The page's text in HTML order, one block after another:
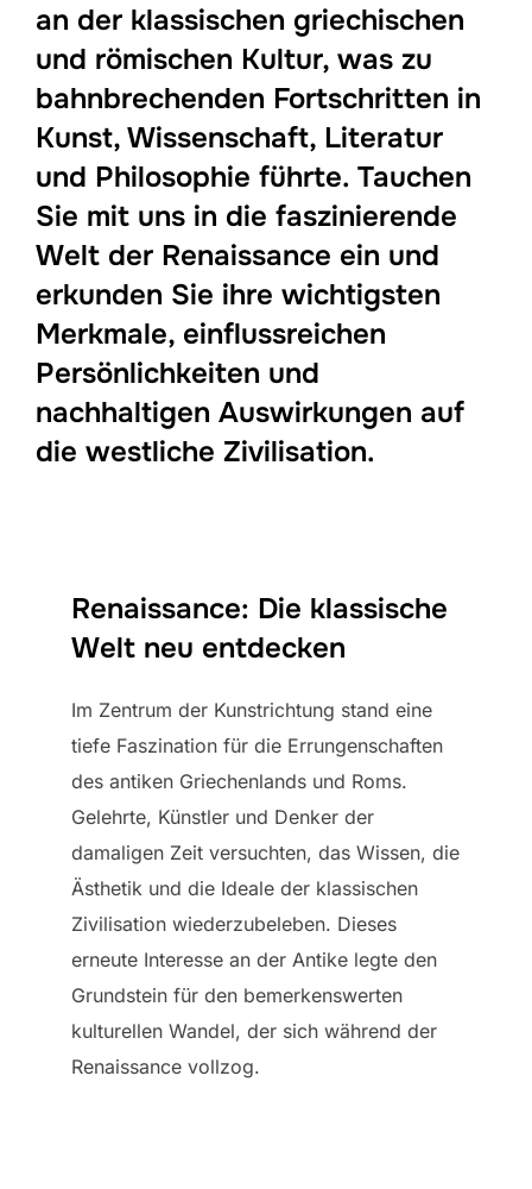
an der klassischen griechischen
und römischen Kultur, was zu
bahnbrechenden Fortschritten in
Kunst, Wissenschaft, Literatur
und Philosophie führte. Tauchen
Sie mit uns in die faszinierende
Welt der Renaissance ein und
erkunden Sie ihre wichtigsten
Merkmale, einflussreichen
Persönlichkeiten und
nachhaltigen Auswirkungen auf
die westliche Zivilisation.
Renaissance: Die klassische
Welt neu entdecken
Im Zentrum der Kunstrichtung stand eine
tiefe Faszination für die Errungenschaften
des antiken Griechenlands und Roms.
Gelehrte, Künstler und Denker der
damaligen Zeit versuchten, das Wissen, die
Ästhetik und die Ideale der klassischen
Zivilisation wiederzubeleben. Dieses
erneute Interesse an der Antike legte den
Grundstein für den bemerkenswerten
kulturellen Wandel, der sich während der
Renaissance vollzog.